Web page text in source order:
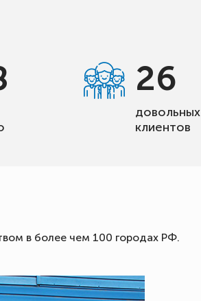
26
довольных
клиентов
в более чем 100 городах РФ.